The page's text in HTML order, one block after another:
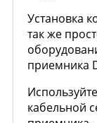
Установка
так же
приемника
кабельной